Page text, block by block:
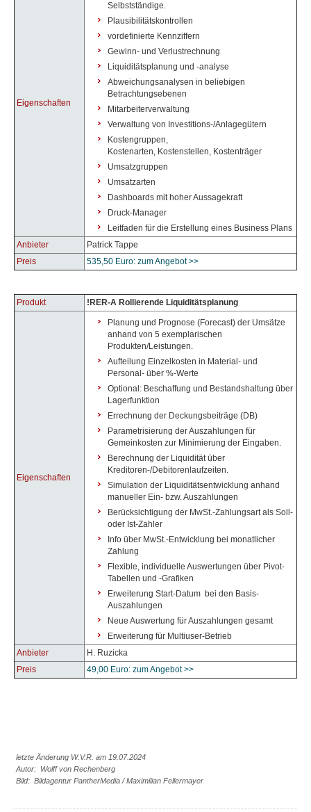
Eigenschaften
Selbstständige.
Plausibilitätskontrollen
vordefinierte Kennziffern
Gewinn- und Verlustrechnung
Liquiditätsplanung und -analyse
Abweichungsanalysen in beliebigen
Betrachtungsebenen
Mitarbeiterverwaltung
Verwaltung von Investitions-/Anlagegütern
Kostengruppen,
Kostenarten, Kostenstellen, Kostenträger
Umsatzgruppen
Umsatzarten
Dashboards mit hoher Aussagekraft
Druck-Manager
Leitfaden für die Erstellung eines Business Plans
Anbieter
Patrick Tappe
Preis
535,50 Euro: zum Angebot >>
Produkt !RER-A Rollierende Liquiditätsplanung
Eigenschaften
Planung und Prognose (Forecast) der Umsätze
anhand von 5 exemplarischen
Produkten/Leistungen.
Aufteilung Einzelkosten in Material- und
Personal- über %-Werte
Optional: Beschaffung und Bestandshaltung über
Lagerfunktion
Errechnung der Deckungsbeiträge (DB)
Parametrisierung der Auszahlungen für
Gemeinkosten zur Minimierung der Eingaben.
Berechnung der Liquidität über
Kreditoren-/Debitorenlaufzeiten.
Simulation der Liquiditätsentwicklung anhand
manueller Ein- bzw. Auszahlungen
Berücksichtigung der MwSt.-Zahlungsart als Soll-
oder Ist-Zahler
Info über MwSt.-Entwicklung bei monatlicher
Zahlung
Flexible, individuelle Auswertungen über Pivot-
Tabellen und -Grafiken
Erweiterung Start-Datum bei den Basis-
Auszahlungen
Neue Auswertung für Auszahlungen gesamt
Erweiterung für Multiuser-Betrieb
Anbieter
H. Ruzicka
Preis
49,00 Euro: zum Angebot >>
letzte Änderung W.V.R. am 19.07.2024
Autor: Wolff von Rechenberg
Bild: Bildagentur PantherMedia / Maximilian Fellermayer